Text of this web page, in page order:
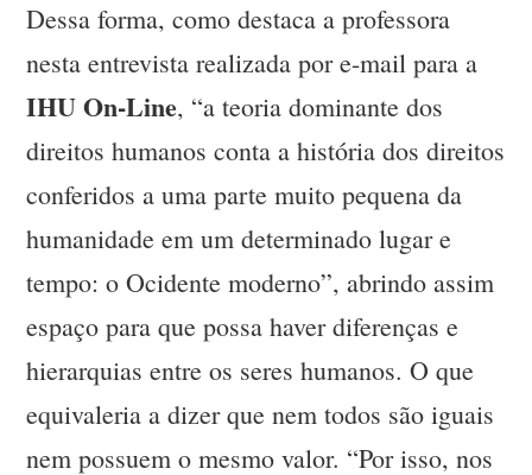
Dessa forma, como destaca a professora
nesta entrevista realizada por e-mail para a
IHU On-Line, “a teoria dominante dos
direitos humanos conta a história dos direitos
conferidos a uma parte muito pequena da
humanidade em um determinado lugar e
tempo: o Ocidente moderno”, abrindo assim
espaço para que possa haver diferenças e
hierarquias entre os seres humanos. O que
equivaleria a dizer que nem todos são iguais
nem possuem o mesmo valor. “Por isso, nos